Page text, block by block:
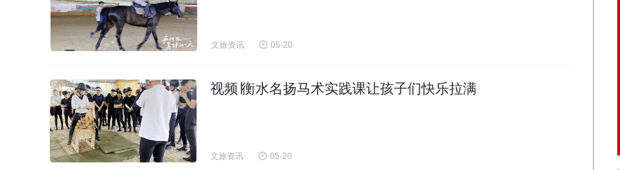
文旅资讯 05-20
视频∣衡水名扬马术实践课让孩子们快乐拉满
文旅资讯 05-20